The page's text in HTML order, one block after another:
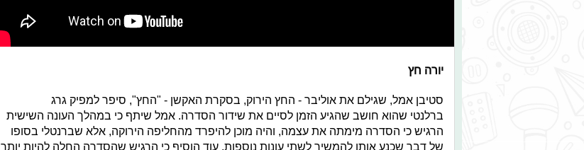
יורה חץ
סטיבן אמל, שגילם את אוליבר - החץ הירוק, בסקרת האקשן - "החץ", סיפר למפיק גרג
ברלנטי שהוא חושב שהגיע הזמן לסיים את שידור הסדרה. אמל שיתף כי במהלך העונה השישית
הרגיש כי הסדרה מימתה את עצמה, והיה מוכן להיפרד מהחליפה הירוקה, אלא שברנטלי בסופו
של דבר שכנע אותו להמשיך לשתי עונות נוספות. עוד הוסיף כי הרגיש שהסדרה החלה להיות יותר